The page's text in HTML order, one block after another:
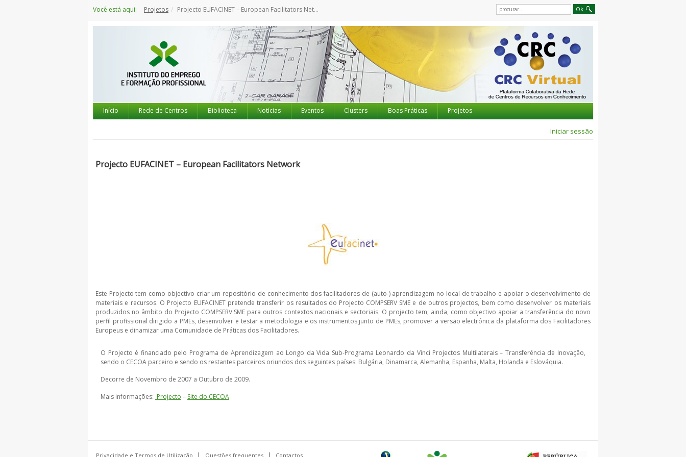
para
Você está aqui: Projetos Projecto EUFACINET – European Facilitators Network
Início Rede de Centros Biblioteca Notícias Eventos Clusters Boas Práticas Projetos
Iniciar sessão
Projecto EUFACINET – European Facilitators Network
Este Projecto tem como objectivo criar um repositório de conhecimento dos facilitadores de (auto-) aprendizagem no local de trabalho e apoiar o desenvolvimento de
materiais e recursos. O Projecto EUFACINET pretende transferir os resultados do Projecto COMPSERV SME e de outros projectos, bem como desenvolver os materiais
produzidos no âmbito do Projecto COMPSERV SME para outros contextos nacionais e sectoriais. O projecto tem, ainda, como objectivo apoiar a transferência do novo
perfil profissional dirigido a PMEs, desenvolver e testar a metodologia e os instrumentos junto de PMEs, promover a versão electrónica da plataforma dos Facilitadores
Europeus e dinamizar uma Comunidade de Práticas dos Facilitadores.
O Projecto é financiado pelo Programa de Aprendizagem ao Longo da Vida Sub-Programa Leonardo da Vinci Projectos Multilaterais – Transferência de Inovação,
sendo o CECOA parceiro e sendo os restantes parceiros oriundos dos seguintes países: Bulgária, Dinamarca, Alemanha, Espanha, Malta, Holanda e Eslováquia.
Decorre de Novembro de 2007 a Outubro de 2009.
Mais informações: Projecto – Site do CECOA
Privacidade e Termos de Utilização Questões frequentes Contactos